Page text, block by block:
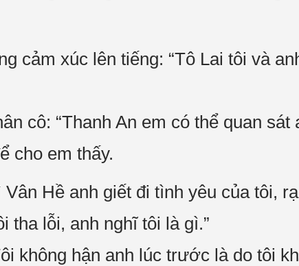
cảm xúc lên tiếng: “Tô Lai tôi và
cô: “Thanh An em có thể quan
cho em thấy.
Hề anh giết đi tình yêu của tôi,
tha lỗi, anh nghĩ tôi là gì.”
không hận anh lúc trước là do tôi